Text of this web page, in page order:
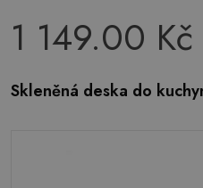
1 149.00 Kč
Skleněná deska do